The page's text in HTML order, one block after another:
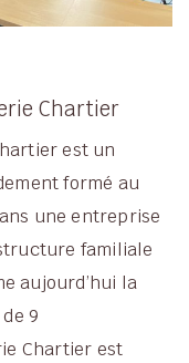
Chartier
est un
formé au
une entreprise
familiale
aujourd’hui la
9
Chartier est